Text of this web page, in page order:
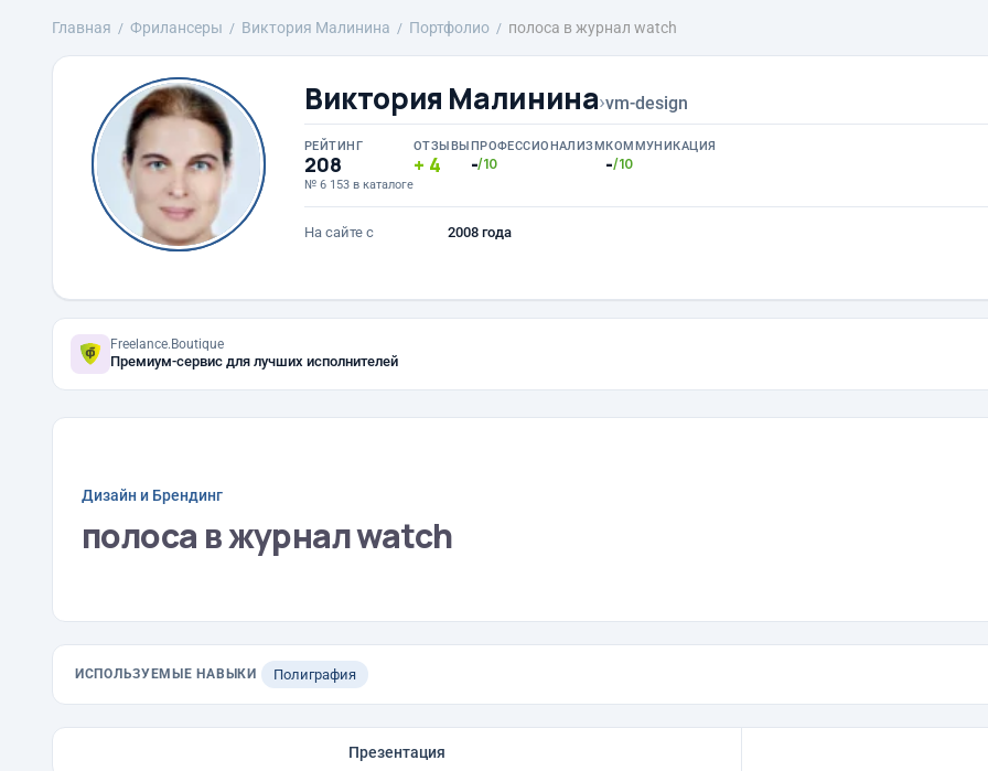
Главная Фрилансеры Виктория Малинина Портфолио полоса в журнал watch
Виктория Малинина›vm-design
РЕЙТИНГ
208
№ 6 153 в каталоге
ОТЗЫВЫ
4
ПРОФЕССИОНАЛИЗМ
-/10
КОММУНИКАЦИЯ
-/10
На сайте с 2008 года
Freelance.Boutique
Премиум-сервис для лучших исполнителей
Дизайн и Брендинг
полоса в журнал watch
ИСПОЛЬЗУЕМЫЕ НАВЫКИ Полиграфия
Презентация